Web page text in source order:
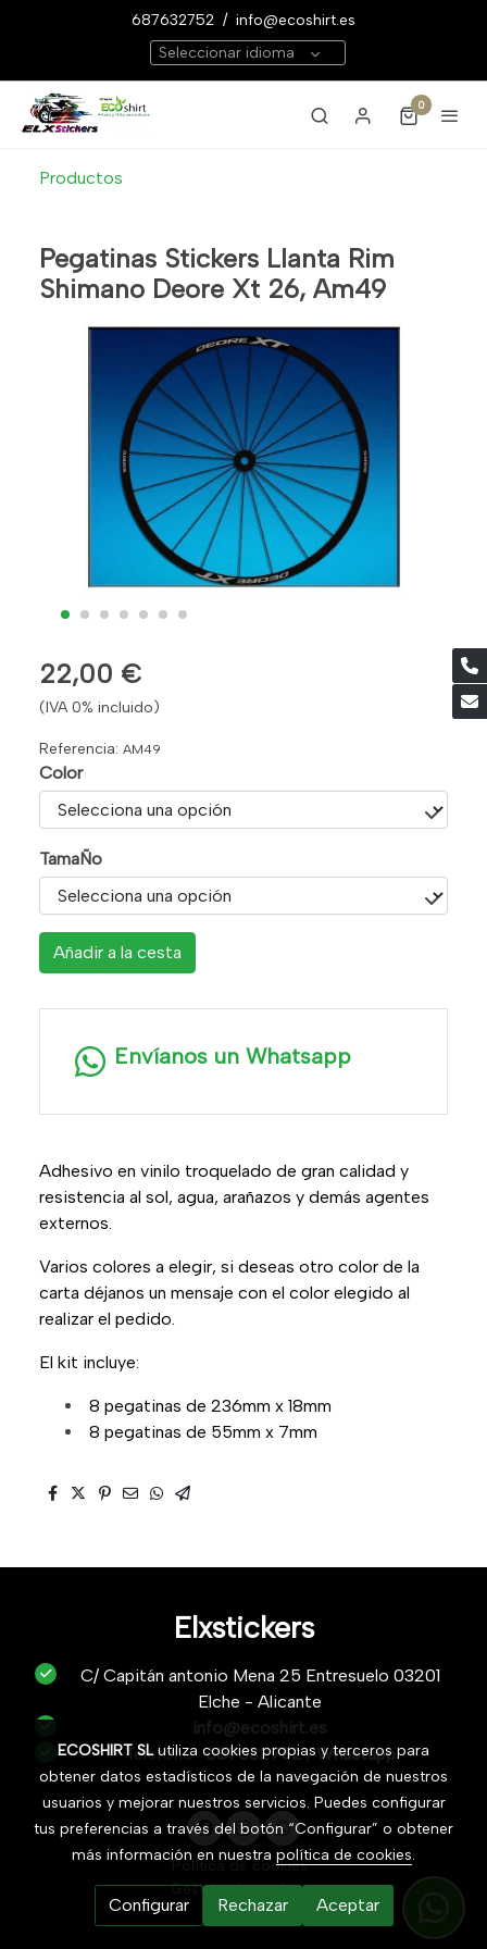
687632752 / info@ecoshirt.es
Seleccionar idioma
0
Productos
Pegatinas Stickers Llanta Rim
Shimano Deore Xt 26, Am49
22,00 €
(IVA 0% incluido)
Referencia: AM49
Color
TamaÑo
Añadir a la cesta
Envíanos un Whatsapp
Adhesivo en vinilo troquelado de gran calidad y
resistencia al sol, agua, arañazos y demás agentes
externos.
Varios colores a elegir, si deseas otro color de la
carta déjanos un mensaje con el color elegido al
realizar el pedido.
El kit incluye:
8 pegatinas de 236mm x 18mm
8 pegatinas de 55mm x 7mm
Elxstickers
C/ Capitán antonio Mena 25 Entresuelo 03201
Elche - Alicante
info@ecoshirt.es
Teléfono :687632752/Whastapp
Política de cookies
Gestión de cookies
ECOSHIRT SLutiliza cookies propias y terceros para
obtener datos estadísticos de la navegación de nuestros
usuarios y mejorar nuestros servicios. Puedes configurar
tus preferencias a través del botón “Configurar” o obtener
más información en nuestra política de cookies.
Configurar Rechazar Aceptar